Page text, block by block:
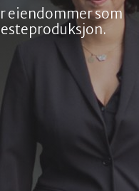
eiendommer som